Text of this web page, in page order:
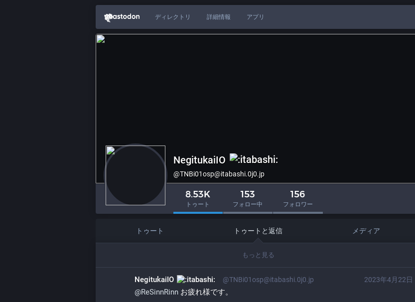
ディレクトリ 詳細情報 アプリ
NegitukaiIO
@TNBi01osp@itabashi.0j0.jp
8.53K
トゥート
153
フォロー中
156
フォロワー
トゥート トゥートと返信 メディア
もっと見る
2023年4月22日
NegitukaiIO @TNBi01osp@itabashi.0j0.jp
@ReSinnRinn お疲れ様です。